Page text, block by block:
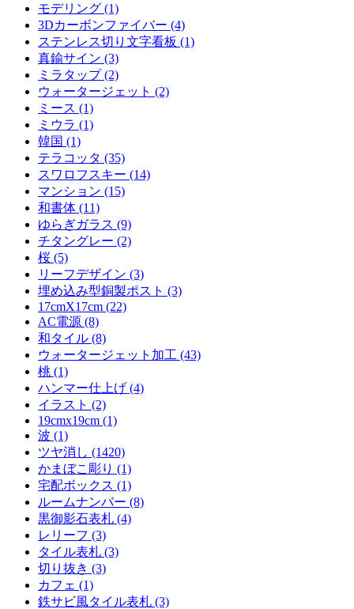
モデリング (1)
3Dカーボンファイバー (4)
ステンレス切り文字看板 (1)
真鍮サイン (3)
ミラタップ (2)
ウォータージェット (2)
ミース (1)
ミウラ (1)
韓国 (1)
テラコッタ (35)
スワロフスキー (14)
マンション (15)
和書体 (11)
ゆらぎガラス (9)
チタングレー (2)
桜 (5)
リーフデザイン (3)
埋め込み型銅製ポスト (3)
17cmX17cm (22)
AC電源 (8)
和タイル (8)
ウォータージェット加工 (43)
桃 (1)
ハンマー仕上げ (4)
イラスト (2)
19cmx19cm (1)
波 (1)
ツヤ消し (1420)
かまぼこ彫り (1)
宅配ボックス (1)
ルームナンバー (8)
黒御影石表札 (4)
レリーフ (3)
タイル表札 (3)
切り抜き (3)
カフェ (1)
鉄サビ風タイル表札 (3)